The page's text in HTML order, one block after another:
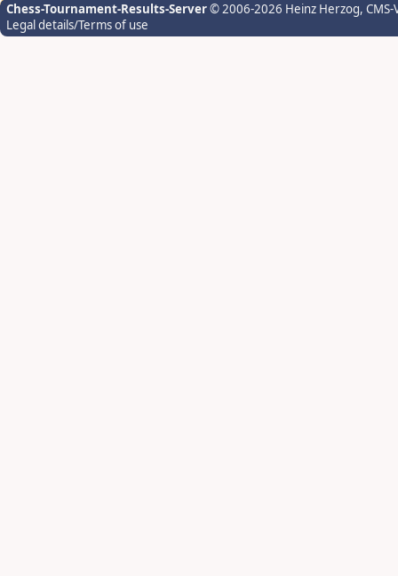
Chess-Tournament-Results-Server© 2006-2026 Heinz Herzog,
Legal details/Terms of use